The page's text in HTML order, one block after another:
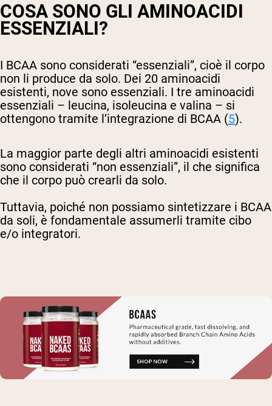
COSA SONO GLI AMINOACIDI
ESSENZIALI?
I BCAA sono considerati “essenziali”, cioè il corpo
non li produce da solo. Dei 20 aminoacidi
esistenti, nove sono essenziali. I tre aminoacidi
essenziali – leucina, isoleucina e valina – si
ottengono tramite l’integrazione di BCAA (5).
La maggior parte degli altri aminoacidi esistenti
sono considerati “non essenziali”, il che significa
che il corpo può crearli da solo.
Tuttavia, poiché non possiamo sintetizzare i BCAA
da soli, è fondamentale assumerli tramite cibo
e/o integratori.